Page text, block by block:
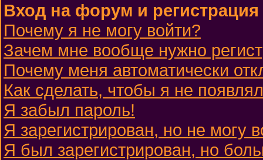
Вход на форум и регистрация
Почему я не могу войти?
Зачем мне вообще нужно
Почему меня автоматически
Как сделать, чтобы я не
Я забыл пароль!
Я зарегистрирован, но не могу
Я был зарегистрирован, но